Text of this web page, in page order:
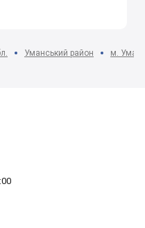
Уманський район м. Умань